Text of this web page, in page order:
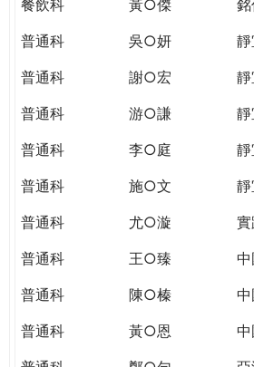
餐飲科
黃○傑
普通科
吳○妍
普通科
謝○宏
普通科
游○謙
普通科
李○庭
普通科
施○文
普通科
尤○漩
普通科
王○臻
普通科
陳○榛
普通科
黃○恩